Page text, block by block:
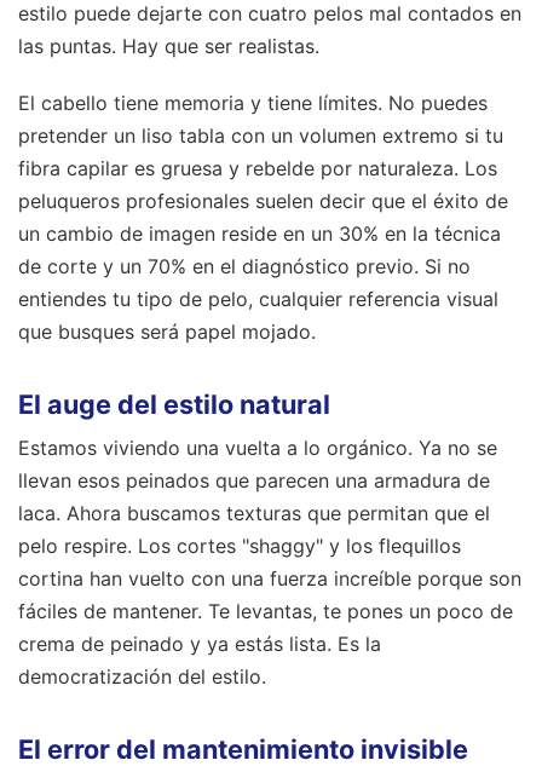
estilo puede dejarte con cuatro pelos mal contados en
las puntas. Hay que ser realistas.
El cabello tiene memoria y tiene límites. No puedes
pretender un liso tabla con un volumen extremo si tu
fibra capilar es gruesa y rebelde por naturaleza. Los
peluqueros profesionales suelen decir que el éxito de
un cambio de imagen reside en un 30% en la técnica
de corte y un 70% en el diagnóstico previo. Si no
entiendes tu tipo de pelo, cualquier referencia visual
que busques será papel mojado.
El auge del estilo natural
Estamos viviendo una vuelta a lo orgánico. Ya no se
llevan esos peinados que parecen una armadura de
laca. Ahora buscamos texturas que permitan que el
pelo respire. Los cortes "shaggy" y los flequillos
cortina han vuelto con una fuerza increíble porque son
fáciles de mantener. Te levantas, te pones un poco de
crema de peinado y ya estás lista. Es la
democratización del estilo.
El error del mantenimiento invisible